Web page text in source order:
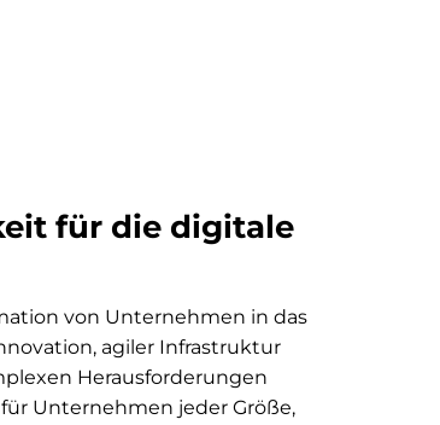
für die digitale
von Unternehmen in das
agiler Infrastruktur
Herausforderungen
Unternehmen jeder Größe,